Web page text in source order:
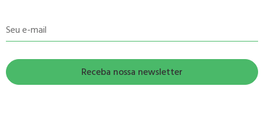
Seu e-mail